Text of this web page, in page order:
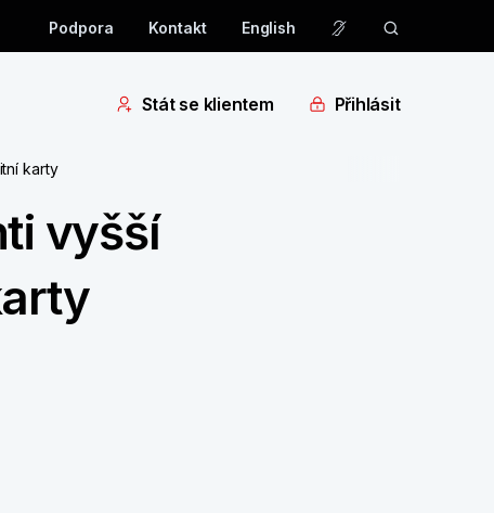
Podpora Kontakt English
Stát se klientem Přihlásit
karty
vyšší